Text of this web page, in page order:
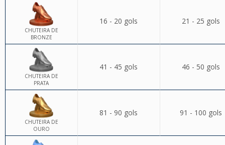
CHUTEIRA DE
BRONZE
16 - 20 gols 21 - 25 gols
CHUTEIRA DE
PRATA
41 - 45 gols 46 - 50 gols
CHUTEIRA DE
OURO
81 - 90 gols 91 - 100 gols